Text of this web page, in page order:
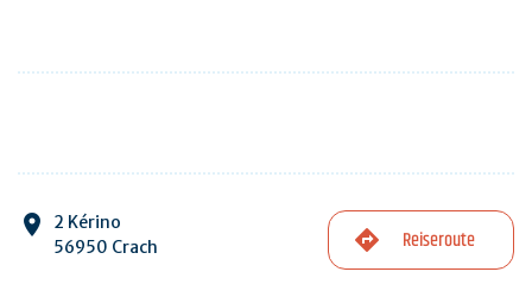
2 Kérino
56950 Crach
Reiseroute